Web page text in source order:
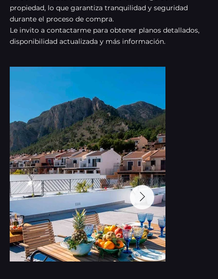
propiedad, lo que garantiza tranquilidad y seguridad
durante el proceso de compra.
Le invito a contactarme para obtener planos detallados,
disponibilidad actualizada y más información.